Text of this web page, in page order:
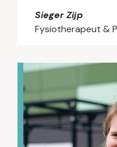
Sieger Zijp
Fysiotherapeut &
Binnen de
specifieke
biedt hij
het verbeteren
verlichten van